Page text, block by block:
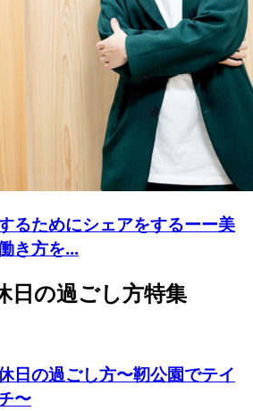
るためにシェアをするーー美
き方を...
日の過ごし方特集
日の過ごし方〜靭公園でテイ
〜